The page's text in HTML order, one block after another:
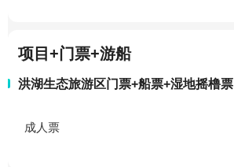
项目+门票+游船
洪湖生态旅游区门票+船票+湿地摇橹票
成人票